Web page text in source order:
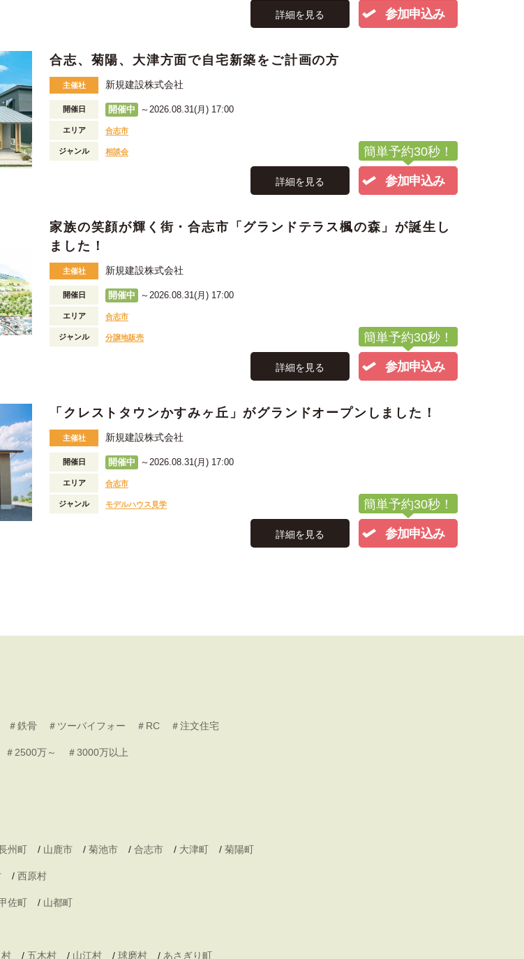
詳細を見る 参加申込み
合志、菊陽、大津方面で自宅新築をご計画の方
主催社 新規建設株式会社
開催日 開催中 ～2026.08.31(月) 17:00
エリア 合志市
ジャンル 相談会
詳細を見る 参加申込み
簡単予約30秒！
家族の笑顔が輝く街・合志市「グランドテラス楓の森」が誕生し
ました！
主催社 新規建設株式会社
開催日 開催中 ～2026.08.31(月) 17:00
エリア 合志市
ジャンル 分譲地販売
詳細を見る 参加申込み
簡単予約30秒！
「クレストタウンかすみヶ丘」がグランドオープンしました！
主催社 新規建設株式会社
開催日 開催中 ～2026.08.31(月) 17:00
エリア 合志市
ジャンル モデルハウス見学
詳細を見る 参加申込み
簡単予約30秒！
＃鉄骨 ＃ツーバイフォー ＃RC ＃注文住宅
＃2500万～ ＃3000万以上
州町 / 山鹿市 / 菊池市 / 合志市 / 大津町 / 菊陽町
/ 西原村
佐町 / 山都町
/ 五木村 / 山江村 / 球磨村 / あさぎり町